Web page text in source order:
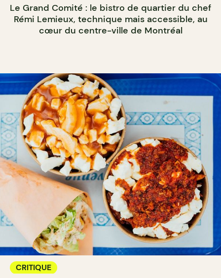
Le Grand Comité : le bistro de quartier du chef
Rémi Lemieux, technique mais accessible, au
cœur du centre-ville de Montréal
CRITIQUE